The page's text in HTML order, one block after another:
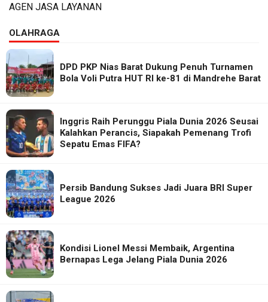
AGEN JASA LAYANAN
OLAHRAGA
DPD PKP Nias Barat Dukung Penuh Turnamen
Bola Voli Putra HUT RI ke-81 di Mandrehe Barat
Inggris Raih Perunggu Piala Dunia 2026 Seusai
Kalahkan Perancis, Siapakah Pemenang Trofi
Sepatu Emas FIFA?
Persib Bandung Sukses Jadi Juara BRI Super
League 2026
Kondisi Lionel Messi Membaik, Argentina
Bernapas Lega Jelang Piala Dunia 2026